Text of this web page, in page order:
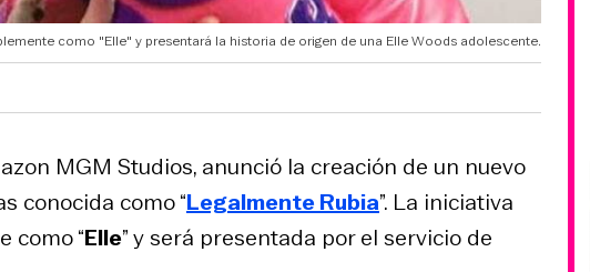
como "Elle" y presentará la historia de origen de una Elle Woods adolescente.
MGM Studios, anunció la creación de un nuevo
conocida como “Legalmente Rubia”. La iniciativa
como “Elle” y será presentada por el servicio de